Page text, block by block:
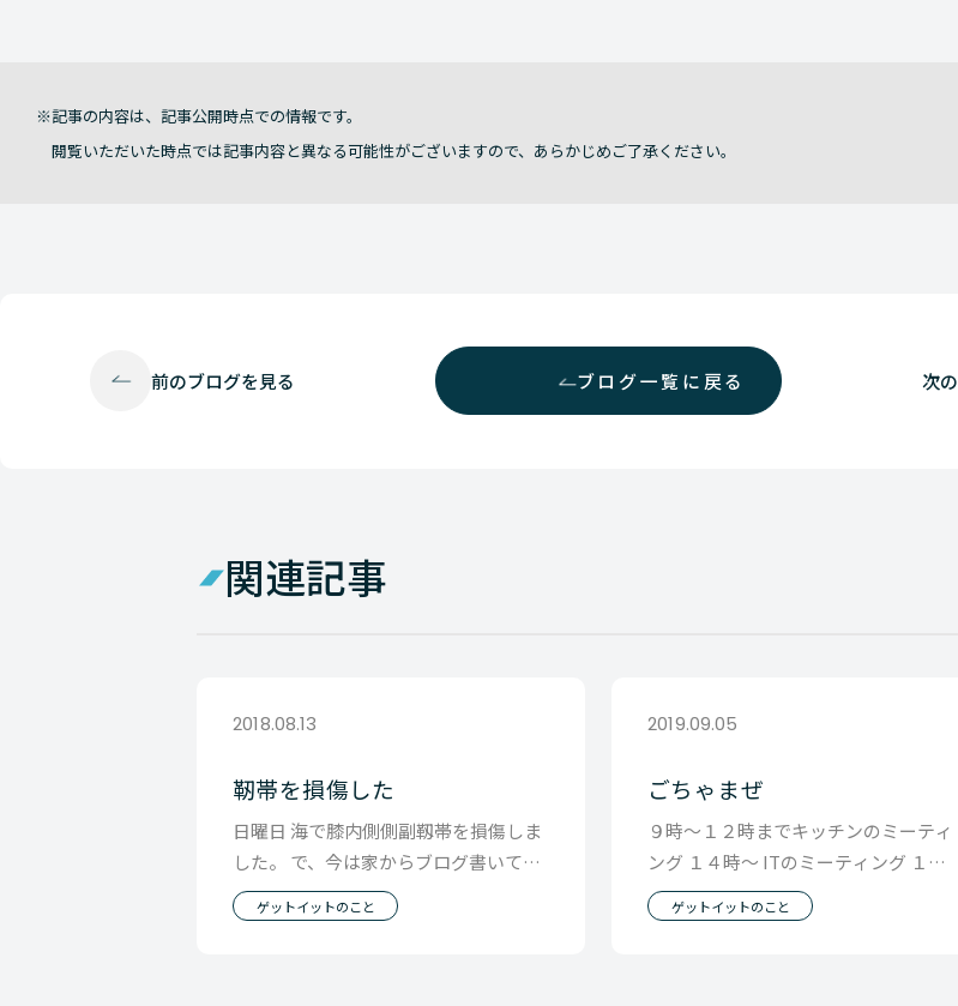
記事の内容は、記事公開時点での情報です。
閲覧いただいた時点では記事内容と異なる可能性がございますので、あらかじめご了承ください。
前のブログを見る ブログ一覧に戻る 次の
関連記事
2018.08.13
靭帯を損傷した
日曜日 海で膝内側側副靱帯を損傷しま
した。 で、今は家からブログ書いてま
す。 足怪我して一番初めに思ったこと
「こんどは
ゲットイットのこと
2019.09.05
ごちゃまぜ
９時〜１２時までキッチンのミーティ
ング １４時〜 ITのミーティング １６
時〜 父の会社のミーティング で隙間時
間に自分
ゲットイットのこと